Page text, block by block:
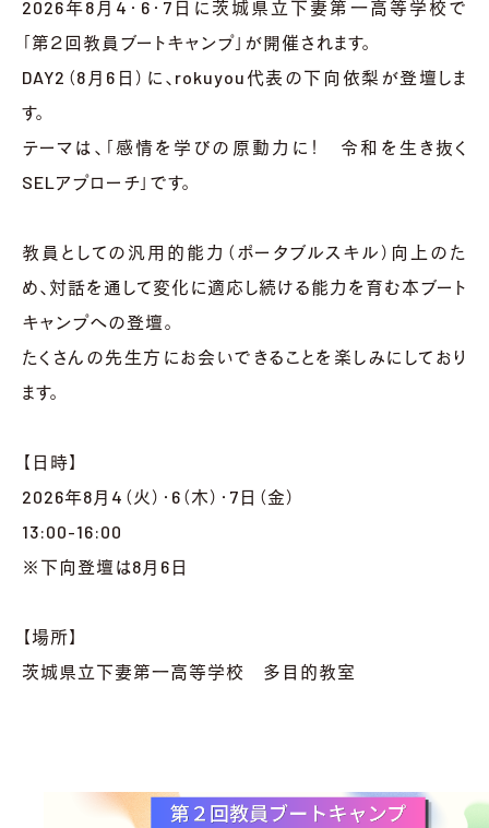
2026年8月4・6・7日に茨城県立下妻第一高等学校で
「第２回教員ブートキャンプ」が開催されます。
DAY2（8月6日）に、rokuyou代表の下向依梨が登壇しま
す。
テーマは、「感情を学びの原動力に！ 令和を生き抜く
SELアプローチ」です。
教員としての汎用的能力（ポータブルスキル）向上のた
め、対話を通して変化に適応し続ける能力を育む本ブート
キャンプへの登壇。
たくさんの先生方にお会いできることを楽しみにしており
ます。
【日時】
2026年8月4（火）・6（木）・7日（金）
13:00-16:00
※下向登壇は8月6日
【場所】
茨城県立下妻第一高等学校 多目的教室